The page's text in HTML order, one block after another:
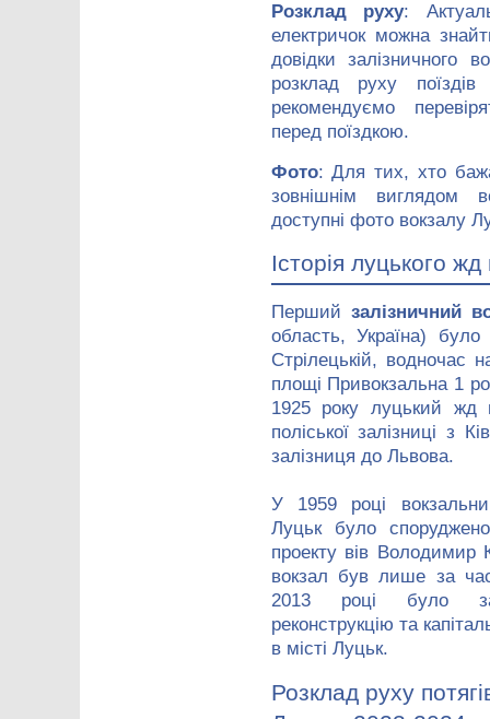
Розклад руху:
електричок можна
довідки залізничного
розклад руху
рекомендуємо
перед поїздкою.
Фото: Для тих, хто
зовнішнім виглядом
доступні фото вокзалу
Історія луцького жд
Перший залізничний
область, Україна)
Стрілецькій, водночас
площі Привокзальна 1
1925 року луцький жд
поліської залізниці з
залізниця до Львова.
У 1959 році
Луцьк було
проекту вів Володимир
вокзал був лише за
2013 році було
реконструкцію та
в місті Луцьк.
Розклад руху